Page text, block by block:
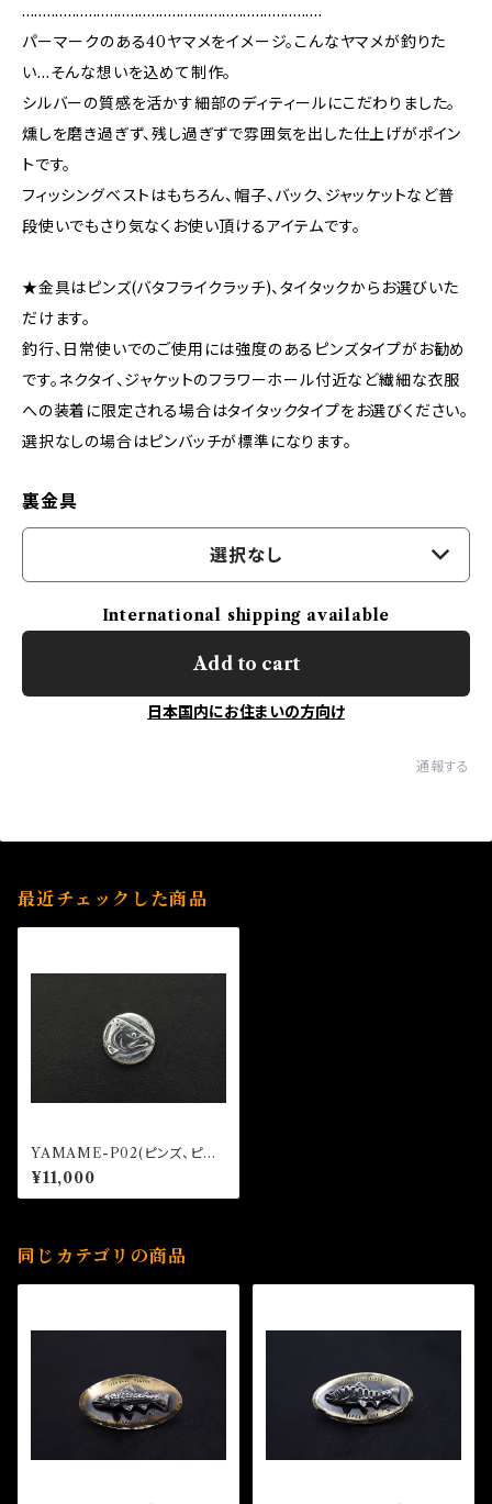
........................................................................
パーマークのある40ヤマメをイメージ。こんなヤマメが釣りた
い…そんな想いを込めて制作。
シルバーの質感を活かす細部のディティールにこだわりました。
燻しを磨き過ぎず、残し過ぎずで雰囲気を出した仕上げがポイン
トです。
フィッシングベストはもちろん、帽子、バック、ジャッケットなど普
段使いでもさり気なくお使い頂けるアイテムです。
★金具はピンズ(バタフライクラッチ)、タイタックからお選びいた
だけます。
釣行、日常使いでのご使用には強度のあるピンズタイプがお勧め
です。ネクタイ、ジャケットのフラワーホール付近など繊細な衣服
への装着に限定される場合はタイタックタイプをお選びください。
選択なしの場合はピンバッチが標準になります。
裏金具
選択なし
International shipping available
Add to cart
日本国内にお住まいの方向け
通報する
最近チェックした商品
YAMAME-P02(ピンズ、ピン
バッジ)
¥11,000
同じカテゴリの商品